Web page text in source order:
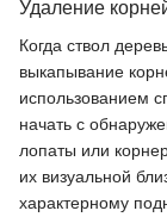
Удаление
Когда ствол
выкапывание
использованием
начать с
лопаты или
их визуальной
характерному